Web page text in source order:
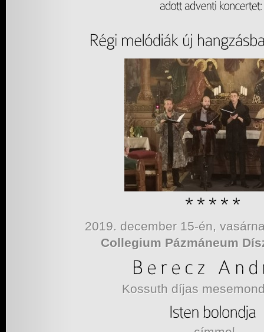
2019. december 15-én,
Collegium Pázmáneum
Kossuth díjas